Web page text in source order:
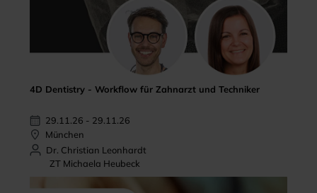
4D Dentistry - Workflow für Zahnarzt und Techniker
29.11.26 - 29.11.26
München
Dr. Christian Leonhardt
ZT Michaela Heubeck